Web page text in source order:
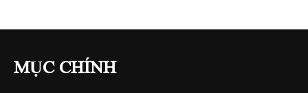
MỤC CHÍNH